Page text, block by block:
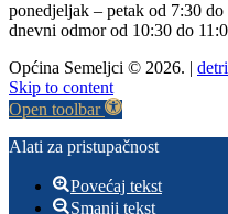
ponedjeljak – petak od 7:30 do
dnevni odmor od 10:30 do
Općina Semeljci © 2026. |
Skip to content
Open toolbar
Alati za pristupačnost
Povećaj tekst
Smanji tekst